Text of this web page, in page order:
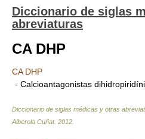
Diccionario de siglas
abreviaturas
CA DHP
CA DHP
- Calcioantagonistas
Diccionario de siglas médicas y otras
Alberola Cuñat. 2012